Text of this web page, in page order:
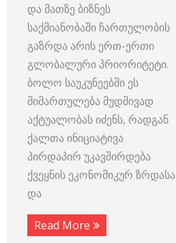
და მათზე ბიზნეს
საქმიანობაში ჩართულობის
გაზრდა არის ერთ-ერთი
გლობალური პრიორიტეტი.
ბოლო საუკუნეებში ეს
მიმართულება მუდმივად
აქტუალობას იძენს, რადგან
ქალთა ინიციატივა
პირდაპირ უკავშირდება
ქვეყნის ეკონომიკურ ზრდასა
და
Read More